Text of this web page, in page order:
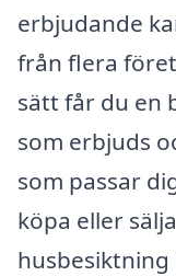
erbjudande
från flera
sätt får du en
som erbjuds
som passar
köpa eller